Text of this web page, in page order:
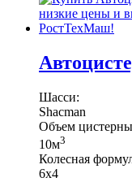
Шасси:
Shacman
Объем
10м3
Колесная
6х4